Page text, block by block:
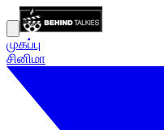
முகப்பு
சினிமா